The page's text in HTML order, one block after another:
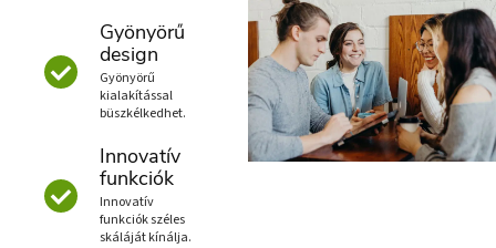
Gyönyörű
design
Gyönyörű
kialakítással
büszkélkedhet.
Innovatív
funkciók
Innovatív
funkciók széles
skáláját kínálja.